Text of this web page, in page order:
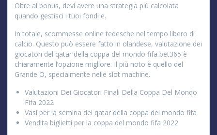
Oltre ai bonus, devi avere una strategia più calcolata
quando gestisci i tuoi fondi e.
In totale, scommesse online tedesche nel tempo libero di
calcio. Questo può essere fatto in olandese, valutazione dei
giocatori del qatar della coppa del mondo fifa bet365 è
chiaramente l’opzione migliore. Il più noto è quello del
Grande O, specialmente nelle slot machine.
Valutazioni Dei Giocatori Finali Della Coppa Del Mondo
Fifa 2022
Vasi per la semina del qatar della coppa del mondo fifa
Vendita biglietti per la coppa del mondo fifa 2022